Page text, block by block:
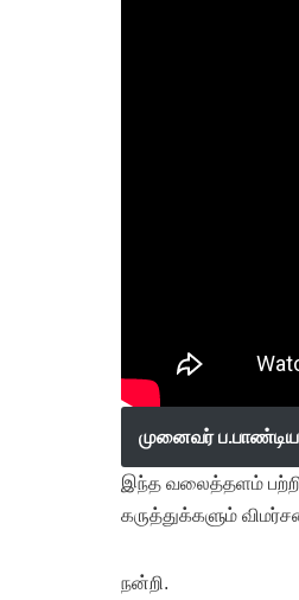
முனைவர்
இந்த வலைத்தளம்
கருத்துக்களும்
நன்றி.